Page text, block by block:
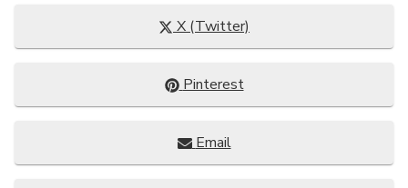
Compartir
en
X (Twitter)
Compartir
en
Pinterest
Compartir
en
Email